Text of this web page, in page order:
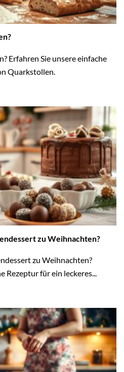
Erfahren Sie unsere einfache
Quarkstollen.
zu Weihnachten?
zu Weihnachten?
Rezeptur für ein leckeres...